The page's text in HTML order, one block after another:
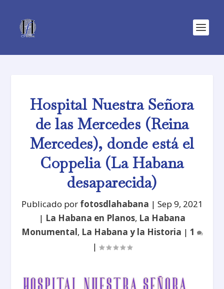
Hospital Nuestra Señora
de las Mercedes (Reina
Mercedes), donde está el
Coppelia (La Habana
desaparecida)
Publicado por fotosdlahabana | Sep 9, 2021
| La Habana en Planos, La Habana
Monumental, La Habana y la Historia | 1
|